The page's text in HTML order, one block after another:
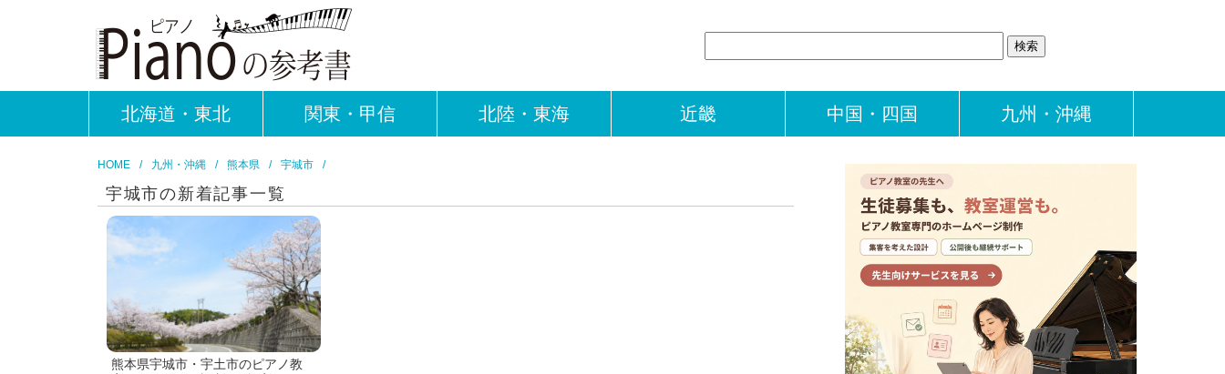
北海道・東北 関東・甲信 北陸・東海 近畿 中国・四国 九州・沖縄
HOME 九州・沖縄 熊本県 宇城市
宇城市の新着記事一覧
熊本県宇城市・宇土市のピアノ教